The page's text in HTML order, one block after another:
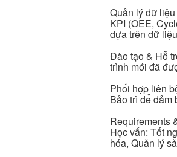
Quản lý dữ
KPI (OEE,
dựa trên dữ
Đào tạo & Hỗ
trình mới đã
Phối hợp liên
Bảo trì để đảm
Requirements
Học vấn: Tốt
hóa, Quản lý